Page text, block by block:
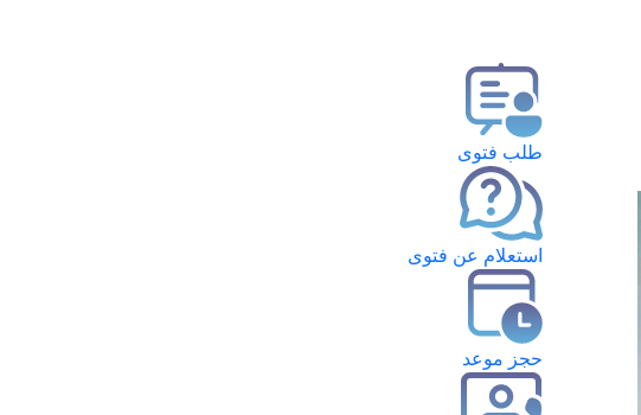
طلب فتوى
استعلام عن فتوى
حجز موعد